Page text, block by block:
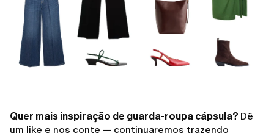
Quer mais inspiração de guarda-roupa cápsula? Dê
um like e nos conte — continuaremos trazendo